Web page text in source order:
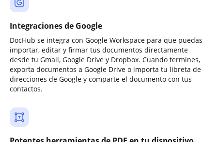
Integraciones de Google
DocHub se integra con Google Workspace para que puedas
importar, editar y firmar tus documentos directamente
desde tu Gmail, Google Drive y Dropbox. Cuando termines,
exporta documentos a Google Drive o importa tu libreta de
direcciones de Google y comparte el documento con tus
contactos.